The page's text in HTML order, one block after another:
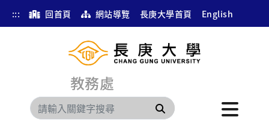
::: 回首頁 網站導覽 長庚大學首頁 English
教務處
搜尋